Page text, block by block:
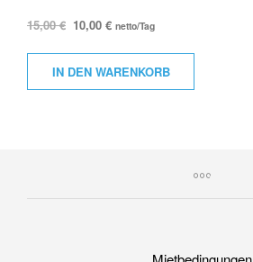
15,00€ 10,00 € netto/Tag
IN DEN WARENKORB